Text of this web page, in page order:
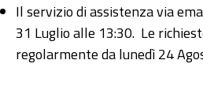
Il servizio di assistenza via
31 Luglio alle 13:30. Le
regolarmente da lunedì 24